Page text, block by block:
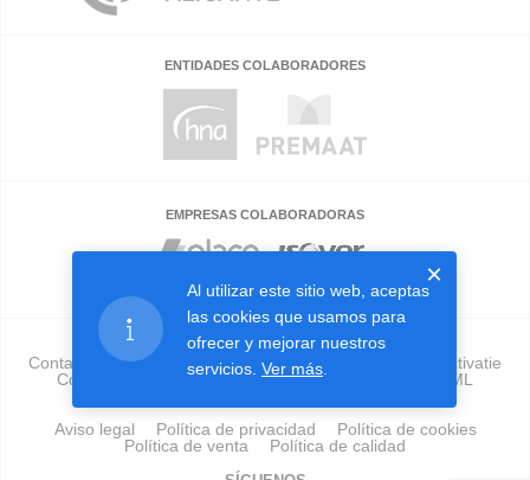
ENTIDADES COLABORADORES
EMPRESAS COLABORADORAS
Contacto Validador Preguntas frecuentes
Sobre activatie
Colegios
Empresas Publicidad
Herramienta GML
Aviso legal
Política de privacidad
Política de cookies
Política de venta
Política de calidad
Al utilizar este sitio web, aceptas
las cookies que usamos para
ofrecer y mejorar nuestros
servicios. Ver más.
×